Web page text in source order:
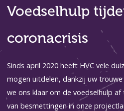
Voedselhulp
coronacrisis
Sinds april 2020 heeft HVC vele
mogen uitdelen, dankzij uw
we ons klaar om de voedselhulp
van besmettingen in onze